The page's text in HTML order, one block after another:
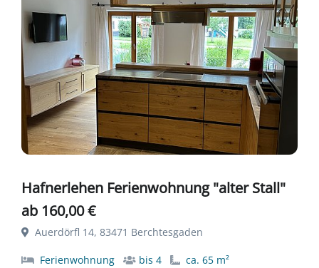
Hafnerlehen Ferienwohnung "alter Stall"
ab 160,00 €
Auerdörfl 14, 83471 Berchtesgaden
Ferienwohnung bis 4 ca. 65 m²